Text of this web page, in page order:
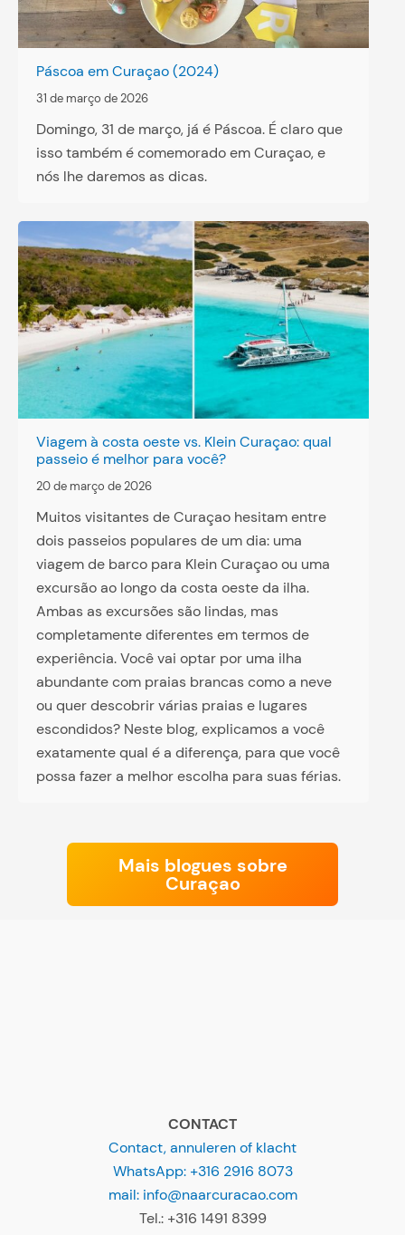
Páscoa em Curaçao (2024)
31 de março de 2026
Domingo, 31 de março, já é Páscoa. É claro que
isso também é comemorado em Curaçao, e
nós lhe daremos as dicas.
Viagem à costa oeste vs. Klein Curaçao: qual
passeio é melhor para você?
20 de março de 2026
Muitos visitantes de Curaçao hesitam entre
dois passeios populares de um dia: uma
viagem de barco para Klein Curaçao ou uma
excursão ao longo da costa oeste da ilha.
Ambas as excursões são lindas, mas
completamente diferentes em termos de
experiência. Você vai optar por uma ilha
abundante com praias brancas como a neve
ou quer descobrir várias praias e lugares
escondidos? Neste blog, explicamos a você
exatamente qual é a diferença, para que você
possa fazer a melhor escolha para suas férias.
Mais blogues sobre
Curaçao
CONTACT
Contact, annuleren of klacht
WhatsApp: +316 2916 8073
mail: info@naarcuracao.com
Tel.: +316 1491 8399